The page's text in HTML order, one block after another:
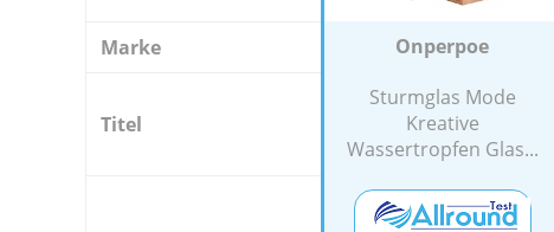
Marke Onperpoe
Titel
Sturmglas Mode
Kreative
Wassertropfen Glas...